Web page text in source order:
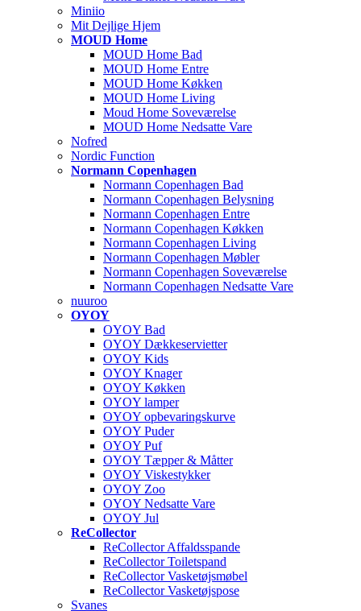
Miniio
Mit Dejlige Hjem
MOUD Home
MOUD Home Bad
MOUD Home Entre
MOUD Home Køkken
MOUD Home Living
Moud Home Soveværelse
MOUD Home Nedsatte Vare
Nofred
Nordic Function
Normann Copenhagen
Normann Copenhagen Bad
Normann Copenhagen Belysning
Normann Copenhagen Entre
Normann Copenhagen Køkken
Normann Copenhagen Living
Normann Copenhagen Møbler
Normann Copenhagen Soveværelse
Normann Copenhagen Nedsatte Vare
nuuroo
OYOY
OYOY Bad
OYOY Dækkeservietter
OYOY Kids
OYOY Knager
OYOY Køkken
OYOY lamper
OYOY opbevaringskurve
OYOY Puder
OYOY Puf
OYOY Tæpper & Måtter
OYOY Viskestykker
OYOY Zoo
OYOY Nedsatte Vare
OYOY Jul
ReCollector
ReCollector Affaldsspande
ReCollector Toiletspand
ReCollector Vasketøjsmøbel
ReCollector Vasketøjspose
Svanes